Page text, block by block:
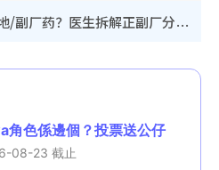
网传公立医院改用内地/副厂药？医生拆解正副厂分别，揭4类人换药随时出事